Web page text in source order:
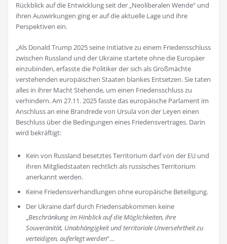
Rückblick auf die Entwicklung seit der „Neoliberalen Wende“ und
ihren Auswirkungen ging er auf die aktuelle Lage und ihre
Perspektiven ein.
„Als Donald Trump 2025 seine Initiative zu einem Friedensschluss
zwischen Russland und der Ukraine startete ohne die Europäer
einzubinden, erfasste die Politiker der sich als Großmächte
verstehenden europäischen Staaten blankes Entsetzen. Sie taten
alles in ihrer Macht Stehende, um einen Friedensschluss zu
verhindern. Am 27.11. 2025 fasste das europäische Parlament im
Anschluss an eine Brandrede von Ursula von der Leyen einen
Beschluss über die Bedingungen eines Friedensvertrages. Darin
wird bekräftigt:
Kein von Russland besetztes Territorium darf von der EU und
ihren Mitgliedstaaten rechtlich als russisches Territorium
anerkannt werden.
Keine Friedensverhandlungen ohne europäische Beteiligung.
Der Ukraine darf durch Friedensabkommen keine
„Beschränkung im Hinblick auf die Möglichkeiten, ihre
Souveränität, Unabhängigkeit und territoriale Unversehrtheit zu
verteidigen, auferlegt werden“…